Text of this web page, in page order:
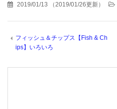
2019/01/13 （ 2019/01/26更新）
フィッシュ＆チップス【Fish & Ch
ips】いろいろ